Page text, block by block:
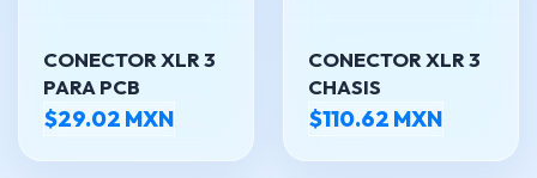
CONECTOR XLR 3
PARA PCB
$29.02 MXN
CONECTOR XLR 3
CHASIS
$110.62 MXN